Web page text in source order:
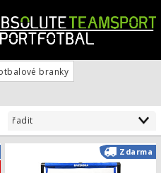
branky
řadit
Fotbalová branka Quickplay Pro Alu
Zdarma